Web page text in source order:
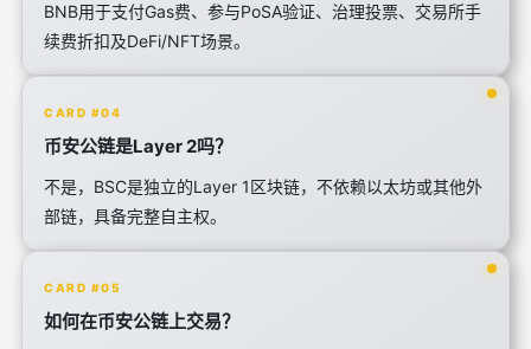
BNB用于支付Gas费、参与PoSA验证、治理投票、交易所手
续费折扣及DeFi/NFT场景。
CARD #04
币安公链是Layer 2吗？
不是，BSC是独立的Layer 1区块链，不依赖以太坊或其他外
部链，具备完整自主权。
CARD #05
如何在币安公链上交易？